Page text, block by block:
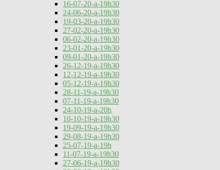
16-07-20-a-19h30
24-06-20-a-19h30
19-03-20-a-19h30
27-02-20-a-19h30
06-02-20-a-19h30
23-01-20-a-19h30
09-01-20-a-19h30
26-12-19-a-19h30
12-12-19-a-19h30
05-12-19-a-19h30
28-11-19-a-19h30
07-11-19-a-19h30
24-10-19-a-20h
10-10-19-a-19h30
19-09-19-a-19h30
29-08-19-a-19h30
25-07-19-a-19h
11-07-19-a-19h30
27-06-19-a-19h30